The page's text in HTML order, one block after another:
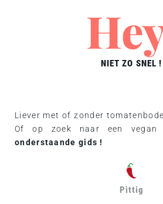
NIET ZO SNEL !
Liever met of zonder
Of op zoek naar een
onderstaande gids !
Pittig